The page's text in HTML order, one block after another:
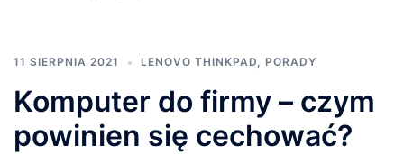
11 SIERPNIA 2021 LENOVO THINKPAD, PORADY
Komputer do firmy – czym
powinien się cechować?